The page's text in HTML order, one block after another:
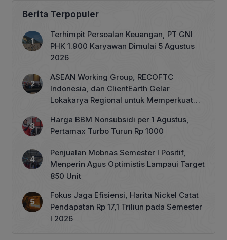
Berita Terpopuler
Terhimpit Persoalan Keuangan, PT GNI
PHK 1.900 Karyawan Dimulai 5 Agustus
2026
ASEAN Working Group, RECOFTC
Indonesia, dan ClientEarth Gelar
Lokakarya Regional untuk Memperkuat
Harga BBM Nonsubsidi per 1 Agustus,
Pertamax Turbo Turun Rp 1000
Penjualan Mobnas Semester I Positif,
Menperin Agus Optimistis Lampaui Target
850 Unit
Fokus Jaga Efisiensi, Harita Nickel Catat
Pendapatan Rp 17,1 Triliun pada Semester
I 2026